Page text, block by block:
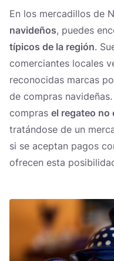
En los mercadillos de
navideños, puedes
típicos de la región.
comerciantes locales
reconocidas marcas
de compras
compras el regateo no
tratándose de un
si se aceptan pagos
ofrecen esta